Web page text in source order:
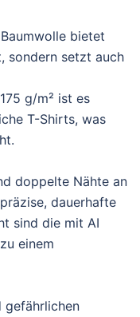
bietet
sondern setzt auch
g/m² ist es
T-Shirts, was
doppelte Nähte an
dauerhafte
sind die mit AI
einem
gefährlichen